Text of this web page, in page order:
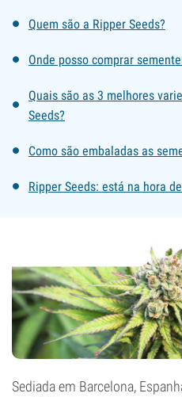
Quem são a Ripper Seeds?
Onde posso comprar
Quais são as 3 melhores
Seeds?
Como são embaladas as
Ripper Seeds: está na hora
Sediada em Barcelona,